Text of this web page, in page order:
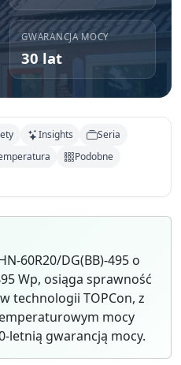
GWARANCJA MOCY
30 lat
Insights
Seria
Podobne
60R20/DG(BB)-495 o
Wp, osiąga sprawność
technologii TOPCon, z
mocy
letnią gwarancją mocy.